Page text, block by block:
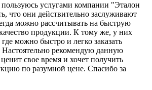
пользуюсь услугами компании "Эталон
что они действительно заслуживают
можно рассчитывать на быструю
продукции. К тому же, у них
можно быстро и легко заказать
рекомендую данную
свое время и хочет получить
по разумной цене. Спасибо за